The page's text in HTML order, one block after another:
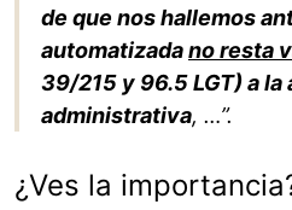
de que nos hallemos
automatizadano resta
39/215 y 96.5 LGT) a
administrativa, …”.
¿Ves la